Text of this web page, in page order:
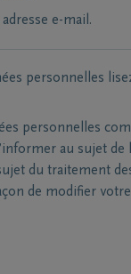
e-mail.
personnelles
personnelles
au sujet
du traitement
de modifier